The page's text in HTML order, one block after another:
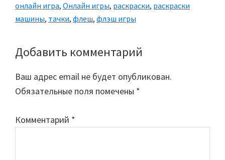
онлайн игра, Онлайн игры, раскраски, раскраски
машины, тачки, флеш, флэш игры
Reader
Interactions
Добавить комментарий
Ваш адрес email не будет опубликован.
Обязательные поля помечены *
Комментарий *